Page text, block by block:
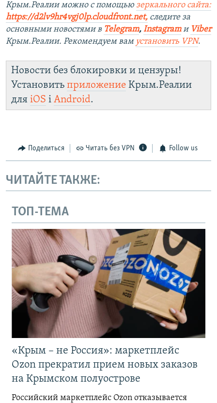
Крым.Реалии можно с помощью зеркального сайта:
https://d2lv9hr4vgj0lp.cloudfront.net, следите за
основными новостями в Telegram, Instagramи Viber
Крым.Реалии. Рекомендуем вам установить VPN.
Новости без блокировки и цензуры!
Установить приложение Крым.Реалии
для iOS і Android.
Поделиться Читать без VPN Follow us
ЧИТАЙТЕ ТАКЖЕ:
ТОП-ТЕМА
«Крым – не Россия»: маркетплейс
Ozon прекратил прием новых заказов
на Крымском полуострове
Российский маркетплейс Ozon отказывается